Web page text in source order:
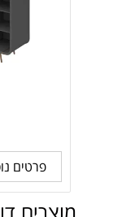
פרטים